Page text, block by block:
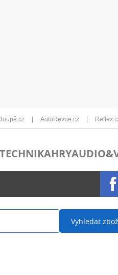
AutoRevue.cz
TECHNIKAHRY
Vyhledat